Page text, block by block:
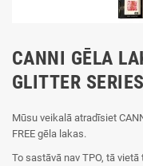
CANNI GĒLA
GLITTER
Mūsu veikalā atradīsiet
FREE gēla lakas.
To sastāvā nav TPO, tā